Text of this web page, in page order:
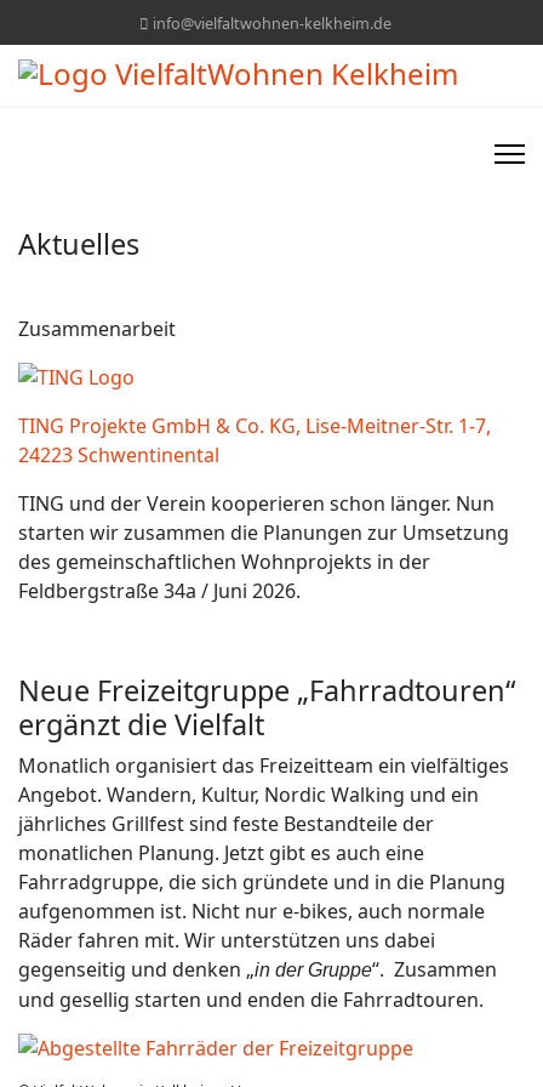
info@vielfaltwohnen-kelkheim.de
Aktuelles
Zusammenarbeit
TING Projekte GmbH & Co. KG, Lise-Meitner-Str. 1-7,
24223 Schwentinental
TING und der Verein kooperieren schon länger. Nun
starten wir zusammen die Planungen zur Umsetzung
des gemeinschaftlichen Wohnprojekts in der
Feldbergstraße 34a / Juni 2026.
Neue Freizeitgruppe „Fahrradtouren“
ergänzt die Vielfalt
Monatlich organisiert das Freizeitteam ein vielfältiges
Angebot. Wandern, Kultur, Nordic Walking und ein
jährliches Grillfest sind feste Bestandteile der
monatlichen Planung. Jetzt gibt es auch eine
Fahrradgruppe, die sich gründete und in die Planung
aufgenommen ist. Nicht nur e-bikes, auch normale
Räder fahren mit. Wir unterstützen uns dabei
gegenseitig und denken „in der Gruppe“. Zusammen
und gesellig starten und enden die Fahrradtouren.